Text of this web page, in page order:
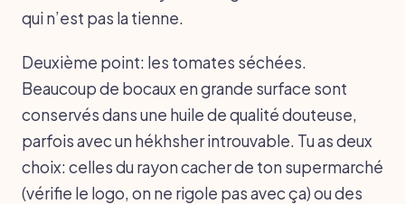
qui n’est pas la tienne.
Deuxième point: les tomates séchées.
Beaucoup de bocaux en grande surface sont
conservés dans une huile de qualité douteuse,
parfois avec un hékhsher introuvable. Tu as deux
choix: celles du rayon cacher de ton supermarché
(vérifie le logo, on ne rigole pas avec ça) ou des